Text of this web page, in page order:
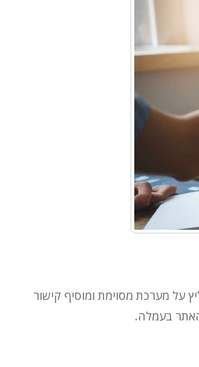
על מערכת מסוימת ומוסיף קישור
בעמלה.